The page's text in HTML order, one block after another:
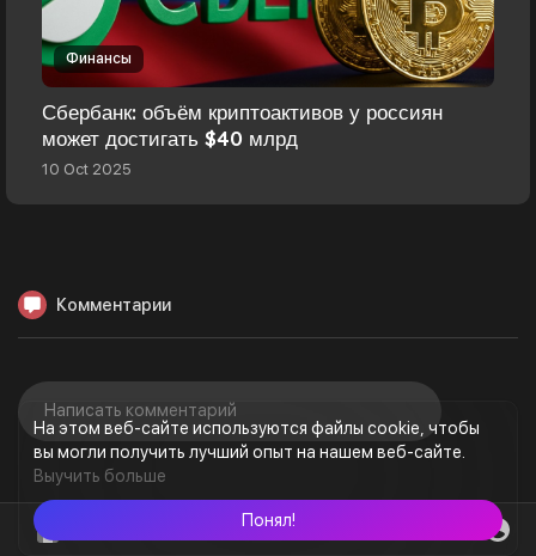
На этом веб-сайте используются файлы cookie, чтобы
вы могли получить лучший опыт на нашем веб-сайте.
Выучить больше
Понял!
Финансы
Сбербанк: объём криптоактивов у россиян
может достигать $40 млрд
10 Oct 2025
Комментарии